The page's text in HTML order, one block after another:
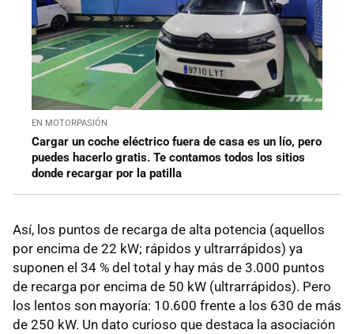
EN MOTORPASIÓN
Cargar un coche eléctrico fuera de casa es un lío, pero
puedes hacerlo gratis. Te contamos todos los sitios
donde recargar por la patilla
Así, los puntos de recarga de alta potencia (aquellos
por encima de 22 kW; rápidos y ultrarrápidos) ya
suponen el 34 % del total y hay más de 3.000 puntos
de recarga por encima de 50 kW (ultrarrápidos). Pero
los lentos son mayoría: 10.600 frente a los 630 de más
de 250 kW. Un dato curioso que destaca la asociación